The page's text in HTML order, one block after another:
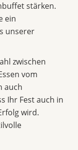
stärken.
ein
unserer
zwischen
vom
auch
Ihr Fest auch in
wird.